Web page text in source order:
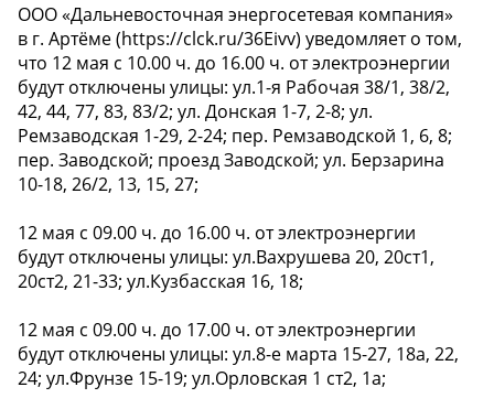
ООО «Дальневосточная энергосетевая компания»
в г. Артёме (https://clck.ru/36Eivv) уведомляет о том,
что 12 мая с 10.00 ч. до 16.00 ч. от электроэнергии
будут отключены улицы: ул.1-я Рабочая 38/1, 38/2,
42, 44, 77, 83, 83/2; ул. Донская 1-7, 2-8; ул.
Ремзаводская 1-29, 2-24; пер. Ремзаводской 1, 6, 8;
пер. Заводской; проезд Заводской; ул. Берзарина
10-18, 26/2, 13, 15, 27;
12 мая с 09.00 ч. до 16.00 ч. от электроэнергии
будут отключены улицы: ул.Вахрушева 20, 20ст1,
20ст2, 21-33; ул.Кузбасская 16, 18;
12 мая с 09.00 ч. до 17.00 ч. от электроэнергии
будут отключены улицы: ул.8-е марта 15-27, 18а, 22,
24; ул.Фрунзе 15-19; ул.Орловская 1 ст2, 1а;